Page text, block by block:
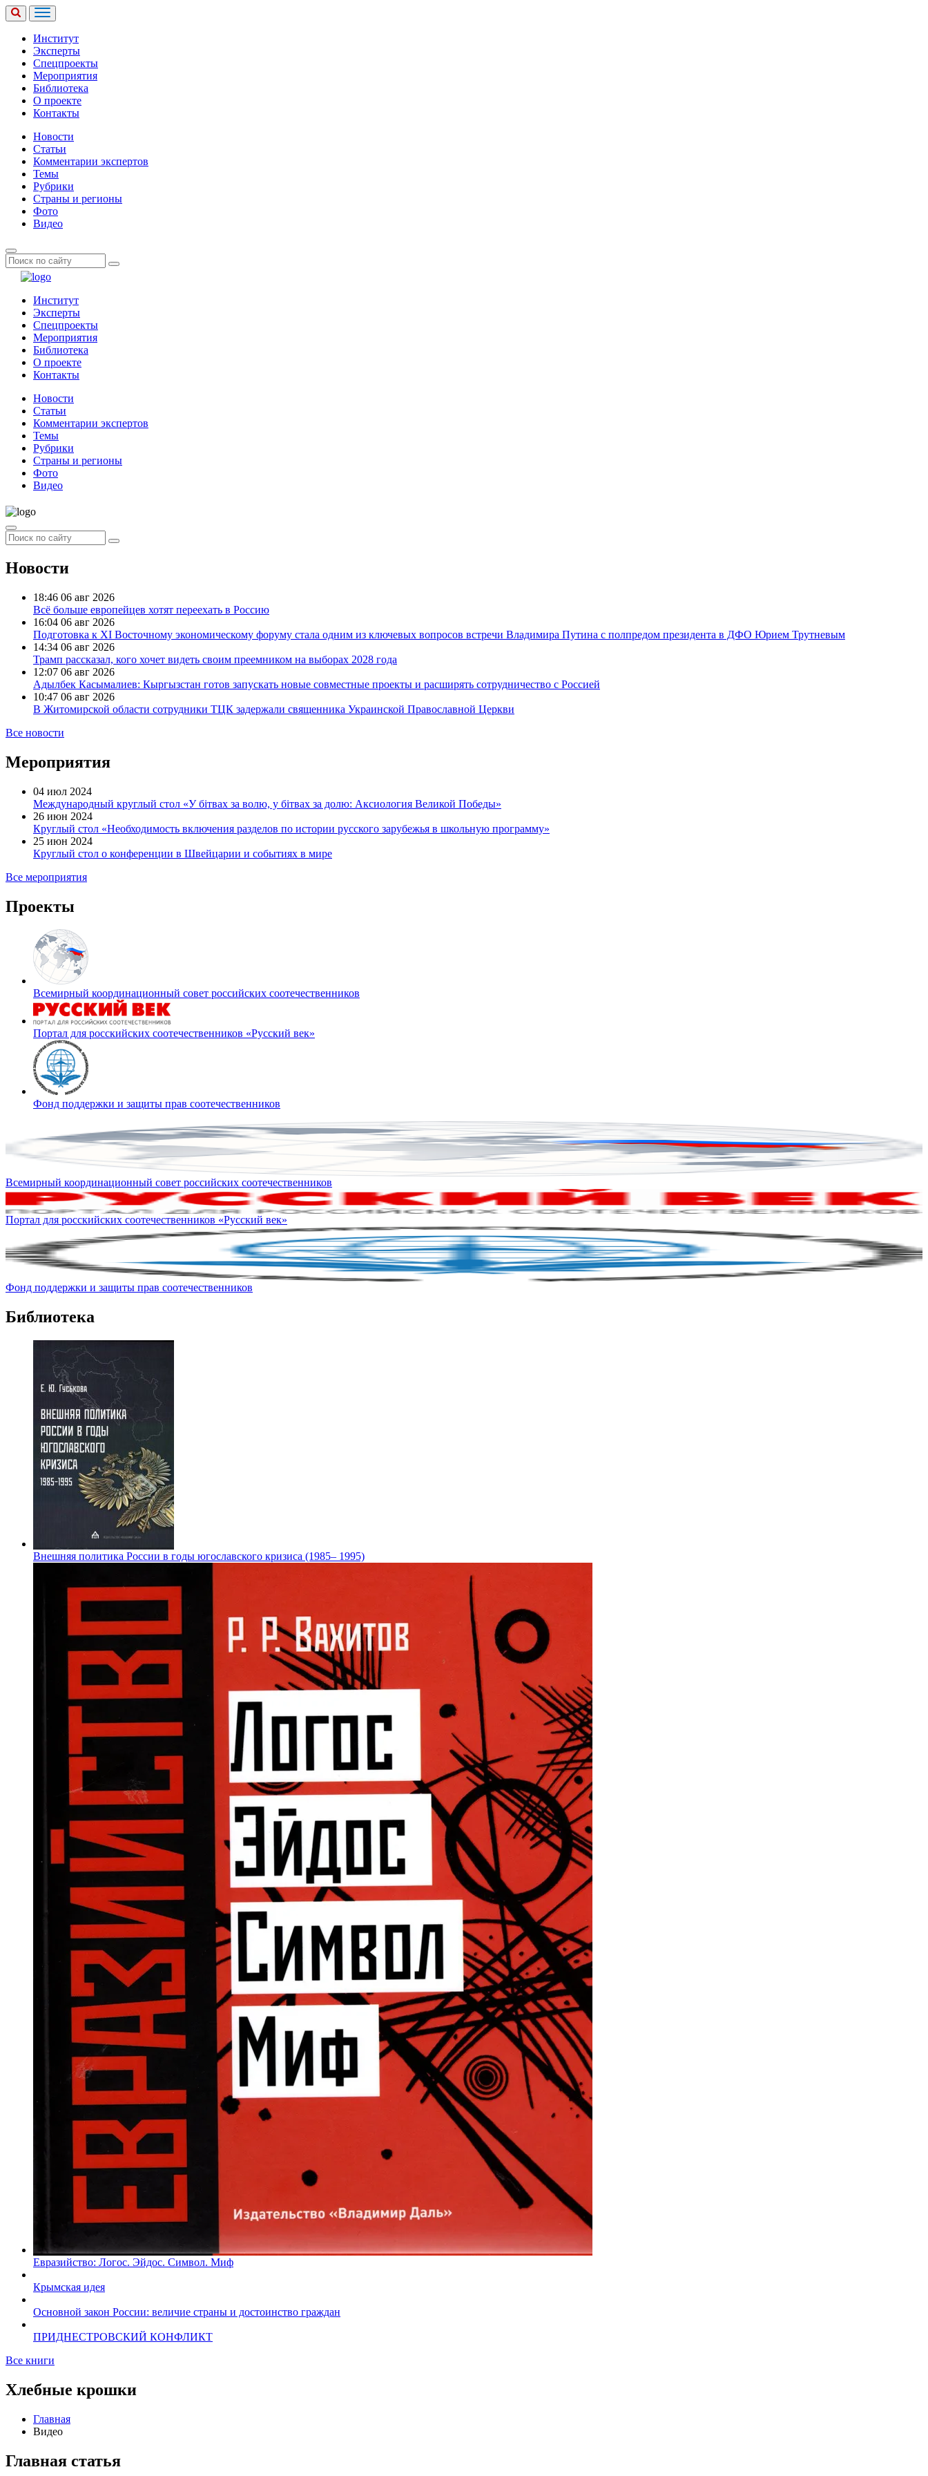
Институт
Эксперты
Спецпроекты
Мероприятия
Библиотека
О проекте
Контакты
Новости
Статьи
Комментарии экспертов
Темы
Рубрики
Страны и регионы
Фото
Видео
Институт
Эксперты
Спецпроекты
Мероприятия
Библиотека
О проекте
Контакты
Новости
Статьи
Комментарии экспертов
Темы
Рубрики
Страны и регионы
Фото
Видео
Новости
18:46 06 авг 2026
Всё больше европейцев хотят переехать в Россию
16:04 06 авг 2026
Подготовка к XI Восточному экономическому форуму стала одним из ключевых вопросов встречи Владимира Путина с полпредом президента в ДФО Юрием Трутневым
14:34 06 авг 2026
Трамп рассказал, кого хочет видеть своим преемником на выборах 2028 года
12:07 06 авг 2026
Адылбек Касымалиев: Кыргызстан готов запускать новые совместные проекты и расширять сотрудничество с Россией
10:47 06 авг 2026
В Житомирской области сотрудники ТЦК задержали священника Украинской Православной Церкви
Все новости
Мероприятия
04 июл 2024
Международный круглый стол «У бiтвах за волю, у бiтвах за долю: Аксиология Великой Победы»
26 июн 2024
Круглый стол «Необходимость включения разделов по истории русского зарубежья в школьную программу»
25 июн 2024
Круглый стол о конференции в Швейцарии и событиях в мире
Все мероприятия
Проекты
Всемирный координационный совет российских соотечественников
Портал для росскийских соотечественников «Русский век»
Фонд поддержки и защиты прав соотечественников
Всемирный координационный совет российских соотечественников
Портал для росскийских соотечественников «Русский век»
Фонд поддержки и защиты прав соотечественников
Библиотека
Внешняя политика России в годы югославского кризиса (1985– 1995)
Евразийство: Логос. Эйдос. Символ. Миф
Крымская идея
Основной закон России: величие страны и достоинство граждан
ПРИДНЕСТРОВСКИЙ КОНФЛИКТ
Все книги
Хлебные крошки
Главная
Видео
Главная статья